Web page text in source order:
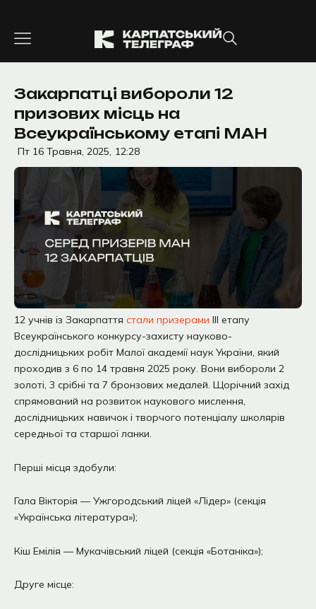
вмісту
Закарпатці вибороли 12
призових місць на
Всеукраїнському етапі МАН
Пт 16 Травня, 2025, 12:28
12 учнів із Закарпаття стали призерами ІІІ етапу
Всеукраїнського конкурсу-захисту науково-
дослідницьких робіт Малої академії наук України, який
проходив з 6 по 14 травня 2025 року. Вони вибороли 2
золоті, 3 срібні та 7 бронзових медалей. Щорічний захід
спрямований на розвиток наукового мислення,
дослідницьких навичок і творчого потенціалу школярів
середньої та старшої ланки.
Перші місця здобули:
Гала Вікторія — Ужгородський ліцей «Лідер» (секція
«Українська література»);
Кіш Емілія — Мукачівський ліцей (секція «Ботаніка»);
Друге місце: